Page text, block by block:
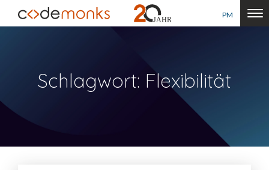
PM
Schlagwort: Flexibilität